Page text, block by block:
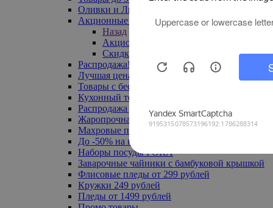
Оливки и Лимоны
Акционные товары
Назад
Акционные товары
Скидка 20% по промокоду
Распродажа! Ульяновск до -70%
Лучшая цена
Товары с бесплатной доставкой
Кухонный текстиль
Распродажа до -50%
Жаропрочная посуда
Махровые полотенца
До -50% на ковры
Наборы посуды FORA
Заварочные чайники с бамбуковой крышкой
Флисовые пледы от 299 рублей
Кружки 249 рублей
Пледы от 1499 рублей